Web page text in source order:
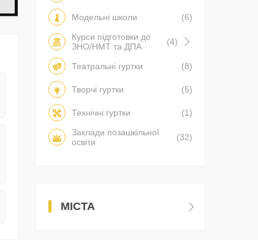
Модельні школи
(6)
Курси підготовки до
ЗНО/НМТ та ДПА
(4)
Театральні гуртки (8)
Творчі гуртки (5)
Технічні гуртки
(1)
Заклади позашкільної
освіти
(32)
МІСТА